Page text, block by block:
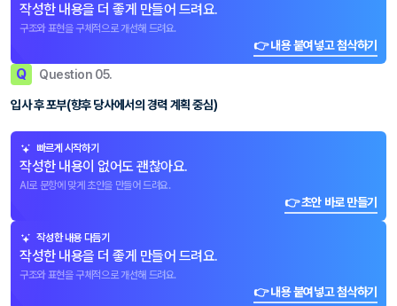
작성한 내용을 더 좋게 만들어 드려요.
구조와 표현을 구체적으로 개선해 드려요.
👉 내용 붙여넣고 첨삭하기
Q Question 05.
입사 후 포부(향후 당사에서의 경력 계획 중심)
빠르게 시작하기
작성한 내용이 없어도 괜찮아요.
AI로 문항에 맞게 초안을 만들어 드려요.
👉 초안 바로 만들기
작성한 내용 다듬기
작성한 내용을 더 좋게 만들어 드려요.
구조와 표현을 구체적으로 개선해 드려요.
👉 내용 붙여넣고 첨삭하기